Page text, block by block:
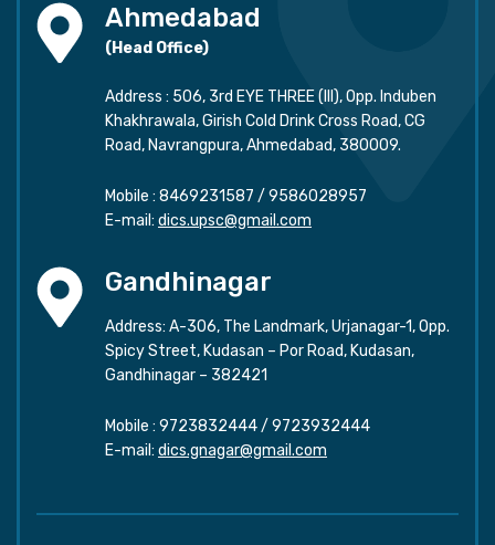
Ahmedabad
(Head Office)
Address : 506, 3rd EYE THREE (III), Opp. Induben
Khakhrawala, Girish Cold Drink Cross Road, CG
Road, Navrangpura, Ahmedabad, 380009.
Mobile : 8469231587 / 9586028957
E-mail: dics.upsc@gmail.com
Gandhinagar
Address: A-306, The Landmark, Urjanagar-1, Opp.
Spicy Street, Kudasan – Por Road, Kudasan,
Gandhinagar – 382421
Mobile : 9723832444/ 9723932444
E-mail: dics.gnagar@gmail.com